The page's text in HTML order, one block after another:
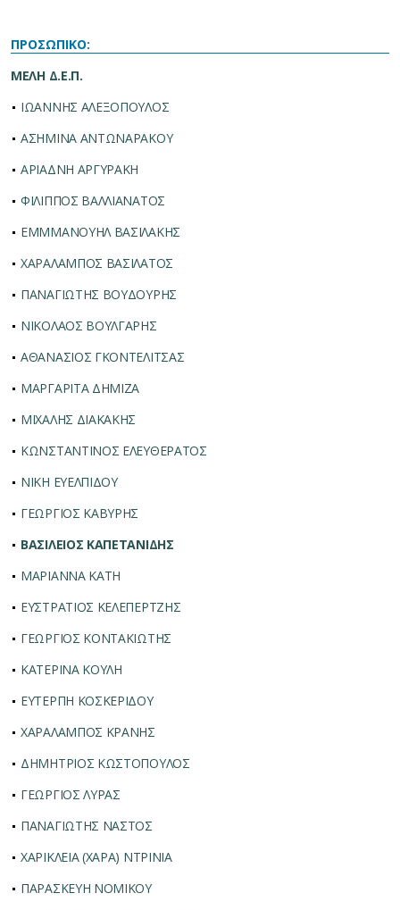
ΠΡΟΣΩΠΙΚΟ:
ΜΕΛΗ Δ.Ε.Π.
ΙΩΑΝΝΗΣ ΑΛΕΞΟΠΟΥΛΟΣ
ΑΣΗΜΙΝΑ ΑΝΤΩΝΑΡΑΚΟΥ
ΑΡΙΑΔΝΗ ΑΡΓΥΡΑΚΗ
ΦΙΛΙΠΠΟΣ ΒΑΛΛΙΑΝΑΤΟΣ
ΕΜΜΜΑΝΟΥΗΛ ΒΑΣΙΛΑΚΗΣ
ΧΑΡΑΛΑΜΠΟΣ ΒΑΣΙΛΑΤΟΣ
ΠΑΝΑΓΙΩΤΗΣ ΒΟΥΔΟΥΡΗΣ
ΝΙΚΟΛΑΟΣ ΒΟΥΛΓΑΡΗΣ
ΑΘΑΝΑΣΙΟΣ ΓΚΟΝΤΕΛΙΤΣΑΣ
ΜΑΡΓΑΡΙΤΑ ΔΗΜΙΖΑ
ΜΙΧΑΛΗΣ ΔΙΑΚΑΚΗΣ
ΚΩΝΣΤΑΝΤΙΝΟΣ ΕΛΕΥΘΕΡΑΤΟΣ
ΝΙΚΗ ΕΥΕΛΠΙΔΟΥ
ΓΕΩΡΓΙΟΣ ΚΑΒΥΡΗΣ
ΒΑΣΙΛΕΙΟΣ ΚΑΠΕΤΑΝΙΔΗΣ
ΜΑΡΙΑΝΝΑ ΚΑΤΗ
ΕΥΣΤΡΑΤΙΟΣ ΚΕΛΕΠΕΡΤΖΗΣ
ΓΕΩΡΓΙΟΣ ΚΟΝΤΑΚΙΩΤΗΣ
ΚΑΤΕΡΙΝΑ ΚΟΥΛΗ
ΕΥΤΕΡΠΗ ΚΟΣΚΕΡΙΔΟΥ
ΧΑΡΑΛΑΜΠΟΣ ΚΡΑΝΗΣ
ΔΗΜΗΤΡΙΟΣ ΚΩΣΤΟΠΟΥΛΟΣ
ΓΕΩΡΓΙΟΣ ΛΥΡΑΣ
ΠΑΝΑΓΙΩΤΗΣ ΝΑΣΤΟΣ
ΧΑΡΙΚΛΕΙΑ (ΧΑΡΑ) ΝΤΡΙΝΙΑ
ΠΑΡΑΣΚΕΥΗ ΝΟΜΙΚΟΥ